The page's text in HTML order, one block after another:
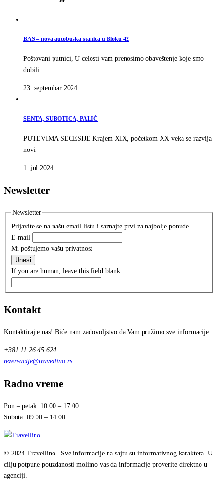
BAS – nova autobuska stanica u Bloku 42
Poštovani putnici, U celosti vam prenosimo obaveštenje koje smo
dobili
23. septembar 2024.
SENTA, SUBOTICA, PALIĆ
PUTEVIMA SECESIJE Krajem XIX, početkom XX veka se razvija
novi
1. jul 2024.
Newsletter
Newsletter
Prijavite se na našu email listu i saznajte prvi za najbolje ponude.
E-mail
Mi poštujemo vašu privatnost
Unesi
If you are human, leave this field blank.
Kontakt
Kontaktirajte nas! Biće nam zadovoljstvo da Vam pružimo sve informacije.
+381 11 26 45 624
rezervacije@travellino.rs
Radno vreme
Pon – petak: 10:00 – 17:00
Subota: 09:00 – 14:00
© 2024 Travellino | Sve informacije na sajtu su informativnog karaktera. U
cilju potpune pouzdanosti molimo vas da informacije proverite direktno u
agenciji.